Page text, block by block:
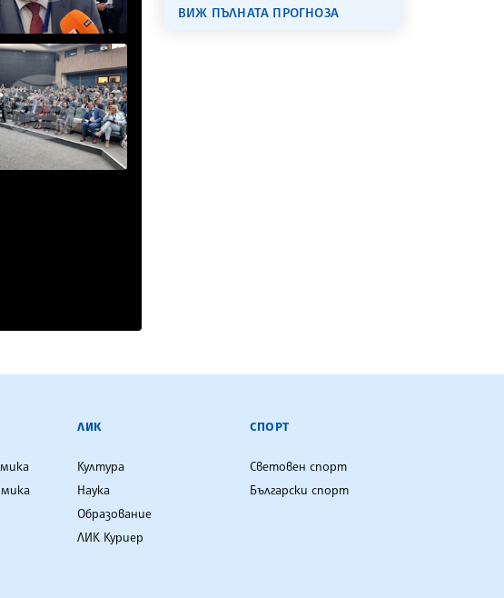
ВИЖ ПЪЛНАТА ПРОГНОЗА
ЛИК
Култура
Наука
Образование
ЛИК Куриер
СПОРТ
Световен спорт
Български спорт